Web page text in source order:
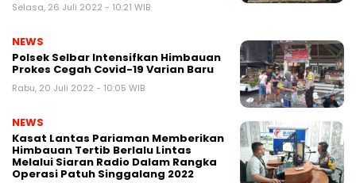
Selasa, 26 Juli 2022 - 10:21 WIB
NEWS
Polsek Selbar Intensifkan Himbauan
Prokes Cegah Covid-19 Varian Baru
Rabu, 20 Juli 2022 - 10:05 WIB
NEWS
Kasat Lantas Pariaman Memberikan
Himbauan Tertib Berlalu Lintas
Melalui Siaran Radio Dalam Rangka
Operasi Patuh Singgalang 2022